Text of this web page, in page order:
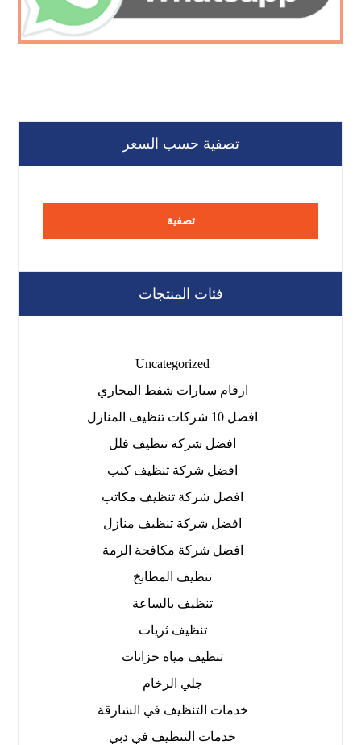
تصفية حسب السعر
تصفية
فئات المنتجات
Uncategorized
ارقام سيارات شفط المجاري
افضل 10 شركات تنظيف المنازل
افضل شركة تنظيف فلل
افضل شركة تنظيف كنب
افضل شركة تنظيف مكاتب
افضل شركة تنظيف منازل
افضل شركة مكافحة الرمة
تنظيف المطابخ
تنظيف بالساعة
تنظيف ثريات
تنظيف مياه خزانات
جلي الرخام
خدمات التنظيف في الشارقة
خدمات التنظيف في دبي